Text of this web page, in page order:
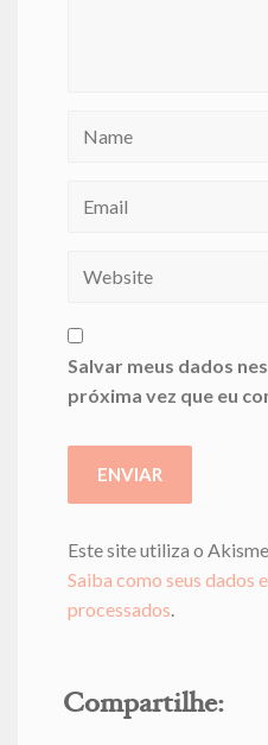
Salvar meus dados
próxima vez que eu
Este site utiliza o
Saiba como seus dados
processados
Compartilhe: